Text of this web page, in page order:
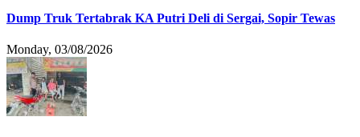
Dump Truk Tertabrak KA Putri Deli di Sergai, Sopir Tewas
Monday, 03/08/2026